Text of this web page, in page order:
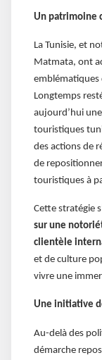
Un patrimoine
La Tunisie, et
Matmata, ont
emblématiques
Longtemps
aujourd’hui
touristiques
des actions de
de
touristiques à
Cette stratégie
sur une
clientèle
et de culture
vivre une
Une initiative
Au-delà des
démarche